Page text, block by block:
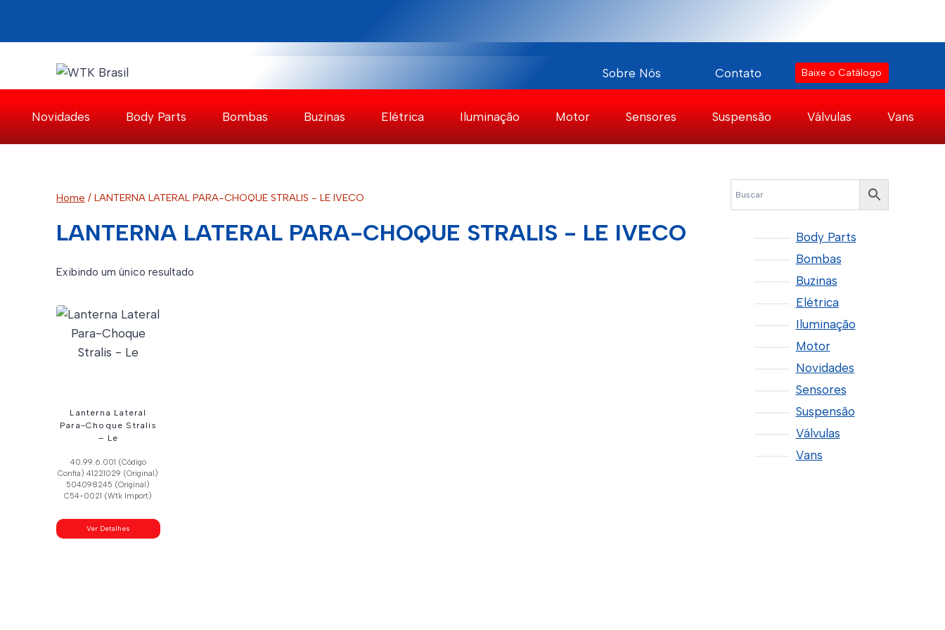
o
Sobre Nós Contato Baixe o Catálogo
Novidades Body Parts Bombas Buzinas Elétrica Iluminação Motor Sensores Suspensão Válvulas Vans
Home / LANTERNA LATERAL PARA-CHOQUE STRALIS - LE IVECO
LANTERNA LATERAL PARA-CHOQUE STRALIS - LE IVECO
Exibindo um único resultado
Lanterna Lateral
Para-Choque Stralis
– Le
40.99.6.001 (Código
Confia) 41221029 (Original)
504098245 (Original)
C54-0021 (Wtk Import)
Ver Detalhes
Body Parts
Bombas
Buzinas
Elétrica
Iluminação
Motor
Novidades
Sensores
Suspensão
Válvulas
Vans